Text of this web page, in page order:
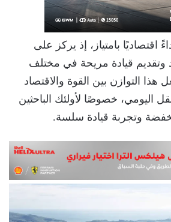
اقتصاديًا بامتياز، إذ يركز على
وتقديم قيادة مريحة في مختلف
التوازن بين القوة والاقتصاد
اليومي، خصوصًا لأولئك الباحثين
وتجربة قيادة سلسة.